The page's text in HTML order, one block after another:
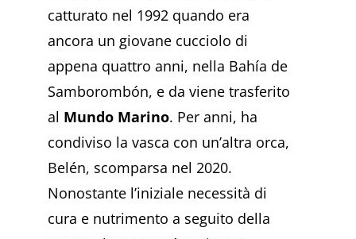
catturato nel 1992 quando era
ancora un giovane cucciolo di
appena quattro anni, nella Bahía de
Samborombón, e da viene trasferito
al Mundo Marino. Per anni, ha
condiviso la vasca con un’altra orca,
Belén, scomparsa nel 2020.
Nonostante l’iniziale necessità di
cura e nutrimento a seguito della